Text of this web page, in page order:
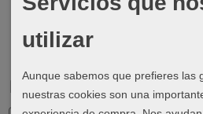
Marcas
utilizar
Aunque sabemos que prefieres las
nuestras cookies son una